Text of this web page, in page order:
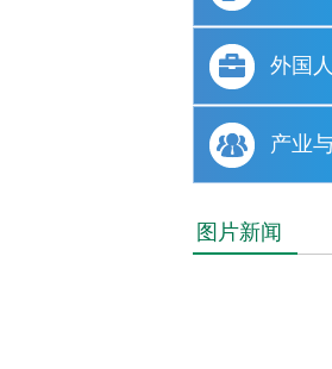
外国
产业
图片新闻